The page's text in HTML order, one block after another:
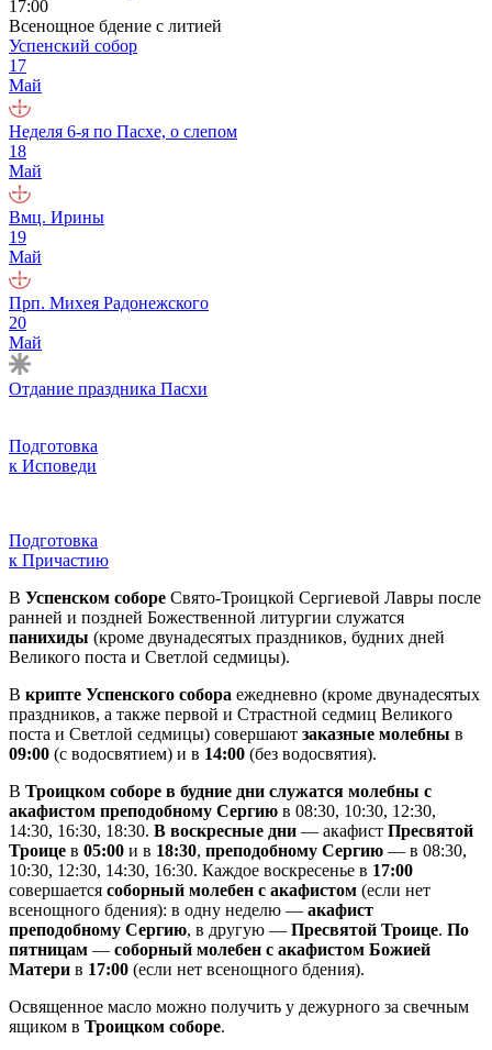
17:00
Всенощное бдение с литией
Успенский собор
17
Май
Неделя 6-я по Пасхе, о слепом
18
Май
Вмц. Ирины
19
Май
Прп. Михея Радонежского
20
Май
Отдание праздника Пасхи
Подготовка
к Исповеди
Подготовка
к Причастию
В Успенском соборе Свято-Троицкой Сергиевой Лавры после
ранней и поздней Божественной литургии служатся
панихиды (кроме двунадесятых праздников, будних дней
Великого поста и Светлой седмицы).
В крипте Успенского собора ежедневно (кроме двунадесятых
праздников, а также первой и Страстной седмиц Великого
поста и Светлой седмицы) совершают заказные молебны в
09:00 (с водосвятием) и в 14:00 (без водосвятия).
В Троицком соборе в будние дни служатся молебны с
акафистом преподобному Сергию в 08:30, 10:30, 12:30,
14:30, 16:30, 18:30. В воскресные дни — акафист Пресвятой
Троице в 05:00 и в 18:30, преподобному Сергию — в 08:30,
10:30, 12:30, 14:30, 16:30. Каждое воскресенье в 17:00
совершается соборный молебен с акафистом (если нет
всенощного бдения): в одну неделю — акафист
преподобному Сергию, в другую — Пресвятой Троице. По
пятницам — соборный молебен с акафистом Божией
Матери в 17:00 (если нет всенощного бдения).
Освященное масло можно получить у дежурного за свечным
ящиком в Троицком соборе.